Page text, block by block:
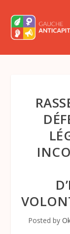
Posted by